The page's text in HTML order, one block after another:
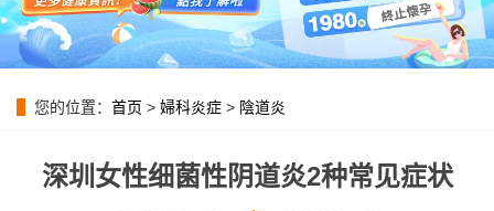
您的位置： 首页 > 婦科炎症 > 陰道炎
深圳女性细菌性阴道炎2种常见症状